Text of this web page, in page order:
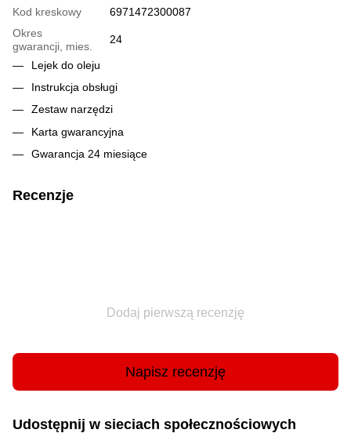
Kod kreskowy
6971472300087
Okres
gwarancji, mies.
24
Lejek do oleju
Instrukcja obsługi
Zestaw narzędzi
Karta gwarancyjna
Gwarancja 24 miesiące
Recenzje
Dodaj pierwszą recenzję
Napisz recenzję
Udostępnij w sieciach społecznościowych